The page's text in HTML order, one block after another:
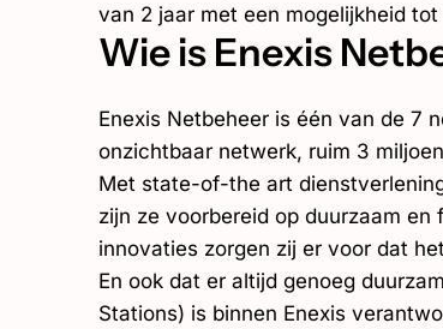
van 2 jaar met een mogelijkheid
Wie is Enexis
Enexis Netbeheer is één van de 7
onzichtbaar netwerk, ruim 3
Met state-of-the art
zijn ze voorbereid op duurzaam
innovaties zorgen zij er voor dat
En ook dat er altijd genoeg
Stations) is binnen Enexis